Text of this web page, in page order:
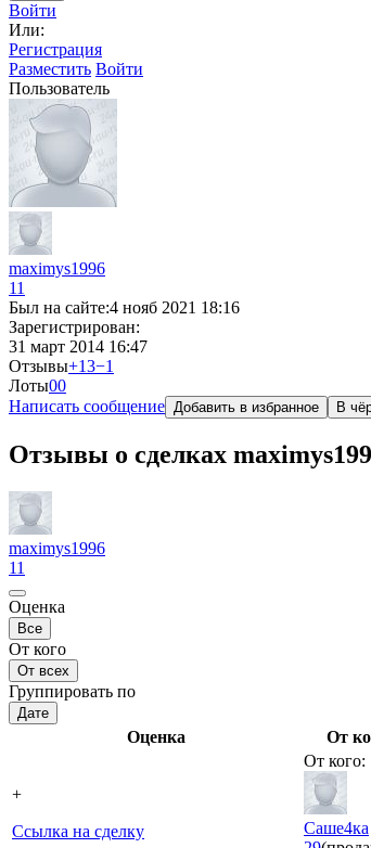
Войти
Или:
Регистрация
Разместить Войти
Пользователь
maximys1996
11
Был на сайте:4 нояб 2021 18:16
Зарегистрирован:
31 март 2014 16:47
Отзывы+13−1
Лоты00
Написать сообщение Добавить в избранное В
Отзывы о сделках
maximys1996
11
Оценка
Все
От кого
От всех
Группировать по
Дате
Оценка От
+
Ссылка на сделку
От кого:
Саше4ка